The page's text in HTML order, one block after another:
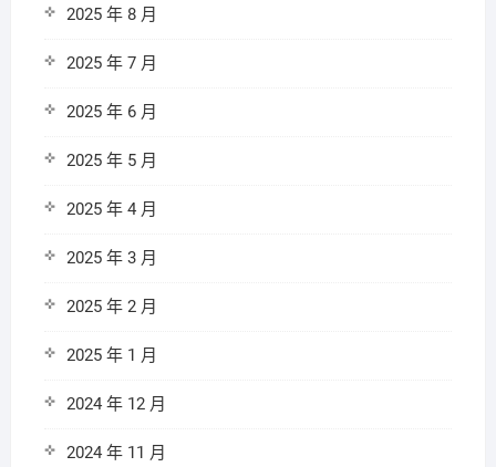
2025 年 8 月
2025 年 7 月
2025 年 6 月
2025 年 5 月
2025 年 4 月
2025 年 3 月
2025 年 2 月
2025 年 1 月
2024 年 12 月
2024 年 11 月